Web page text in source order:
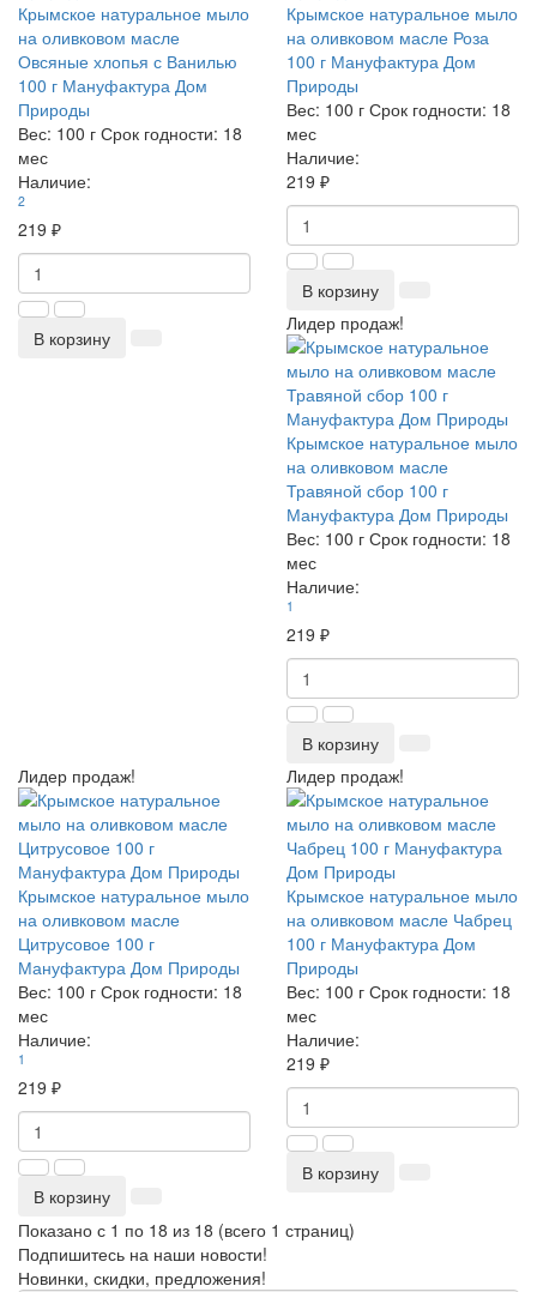
Крымское натуральное мыло
на оливковом масле
Овсяные хлопья с Ванилью
100 г Мануфактура Дом
Природы
Вес: 100 г Срок годности: 18
мес
Наличие:
2
219 ₽
В корзину
Крымское натуральное мыло
на оливковом масле Роза
100 г Мануфактура Дом
Природы
Вес: 100 г Срок годности: 18
мес
Наличие:
219 ₽
В корзину
Лидер продаж!
Крымское натуральное мыло
на оливковом масле
Травяной сбор 100 г
Мануфактура Дом Природы
Вес: 100 г Срок годности: 18
мес
Наличие:
1
219 ₽
В корзину
Лидер продаж!
Крымское натуральное мыло
на оливковом масле
Цитрусовое 100 г
Мануфактура Дом Природы
Вес: 100 г Срок годности: 18
мес
Наличие:
1
219 ₽
В корзину
Лидер продаж!
Крымское натуральное мыло
на оливковом масле Чабрец
100 г Мануфактура Дом
Природы
Вес: 100 г Срок годности: 18
мес
Наличие:
219 ₽
В корзину
Показано с 1 по 18 из 18 (всего 1 страниц)
Подпишитесь на наши новости!
Новинки, скидки, предложения!